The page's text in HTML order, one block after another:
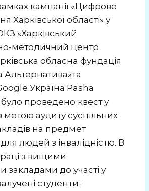
кампанії «Цифрове
Харківської області» у
«Харківський
методичний центр
обласна фундація
Альтернатива»та
Україна Pasha
проведено квест у
з метою аудиту суспільних
на предмет
людей з інвалідністю. В
з вищими
закладами до участі у
студенти-